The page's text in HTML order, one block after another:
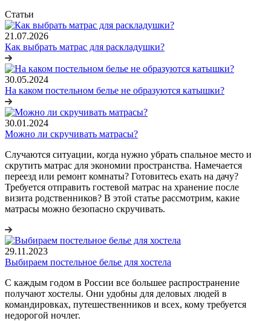
Статьи
21.07.2026
Как выбрать матрас для раскладушки?
30.05.2024
На каком постельном белье не образуются катышки?
30.01.2024
Можно ли скручивать матрасы?
Случаются ситуации, когда нужно убрать спальное место и
скрутить матрас для экономии пространства. Намечается
переезд или ремонт комнаты? Готовитесь ехать на дачу?
Требуется отправить гостевой матрас на хранение после
визита родственников? В этой статье рассмотрим, какие
матрасы можно безопасно скручивать.
29.11.2023
Выбираем постельное белье для хостела
С каждым годом в России все большее распространение
получают хостелы. Они удобны для деловых людей в
командировках, путешественников и всех, кому требуется
недорогой ночлег.